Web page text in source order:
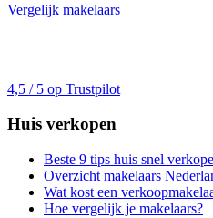
Vergelijk makelaars
4,5 / 5 op Trustpilot
Huis verkopen
Beste 9 tips huis snel
Overzicht makelaars
Wat kost een
Hoe vergelijk je makelaars?